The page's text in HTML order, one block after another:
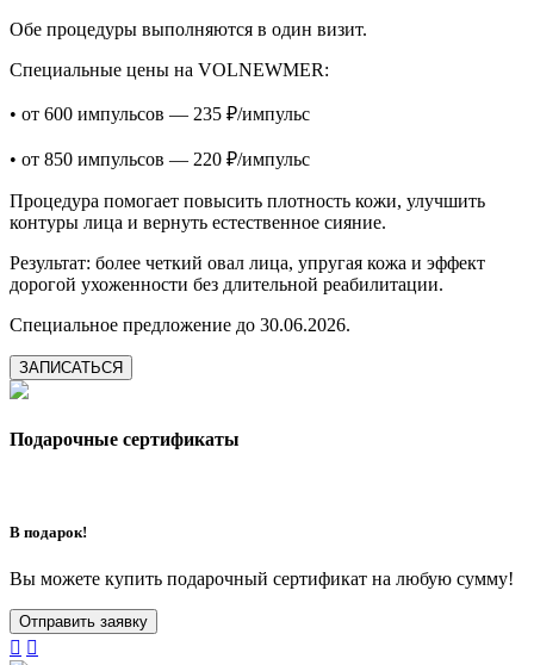
Обе процедуры выполняются в один визит.
Специальные цены на VOLNEWMER:
• от 600 импульсов — 235 ₽/импульс
• от 850 импульсов — 220 ₽/импульс
Процедура помогает повысить плотность кожи, улучшить
контуры лица и вернуть естественное сияние.
Результат: более четкий овал лица, упругая кожа и эффект
дорогой ухоженности без длительной реабилитации.
Специальное предложение до 30.06.2026.
ЗАПИСАТЬСЯ
Подарочные сертификаты
В подарок!
Вы можете купить подарочный сертификат на любую сумму!
Отправить заявку
 